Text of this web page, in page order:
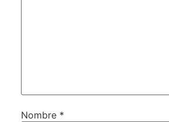
Nombre *